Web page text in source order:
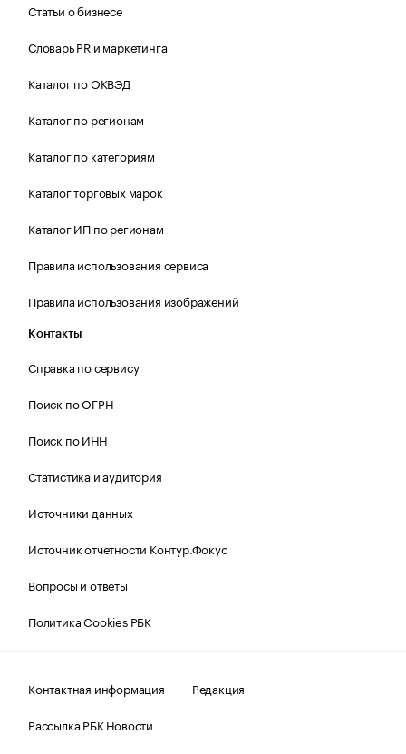
Статьи о бизнесе
Словарь PR и маркетинга
Каталог по ОКВЭД
Каталог по регионам
Каталог по категориям
Каталог торговых марок
Каталог ИП по регионам
Правила использования сервиса
Правила использования изображений
Контакты
Справка по сервису
Поиск по ОГРН
Поиск по ИНН
Статистика и аудитория
Источники данных
Источник отчетности Контур.Фокус
Вопросы и ответы
Политика Cookies РБК
Контактная информация
Редакция
Рассылка РБК Новости